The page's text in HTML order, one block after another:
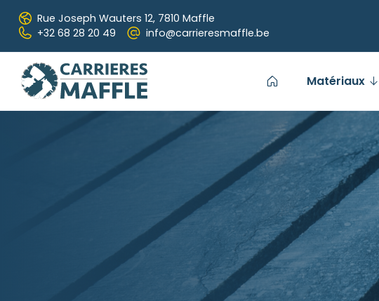
Passer au contenu principal
Rue Joseph Wauters 12, 7810 Maffle
+32 68 28 20 49
info@carrieresmaffle.be
Matériaux